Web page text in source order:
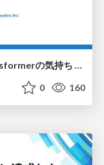
Go言語とトイモデルで学ぶTransformerの気持ち / fukuokago23-transformer
0 160